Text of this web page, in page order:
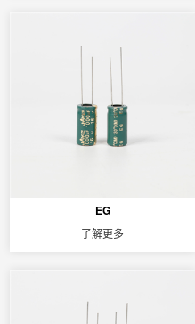
EG
了解更多